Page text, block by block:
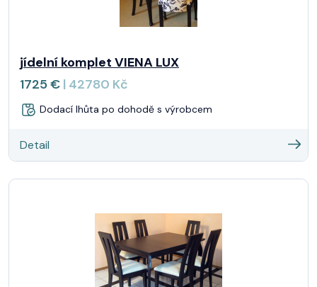
jídelní komplet VIENA LUX
1725 € | 42780 Kč
Dodací lhůta po dohodě s výrobcem
Detail